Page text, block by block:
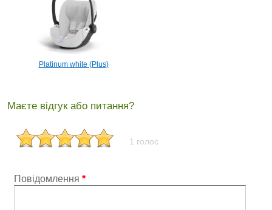
Platinum white (Plus)
Маєте відгук або питання?
1 голос
Повідомлення *